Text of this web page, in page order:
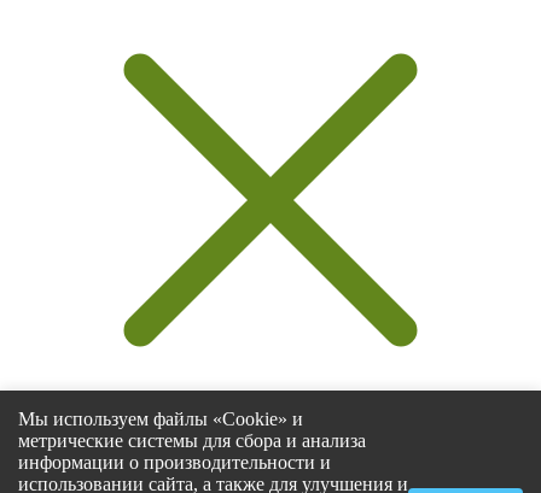
Мы используем файлы «Cookie» и
метрические системы для сбора и анализа
информации о производительности и
использовании сайта, а также для улучшения и